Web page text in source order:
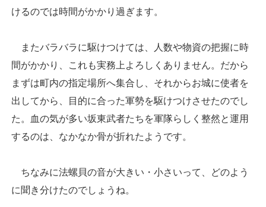
けるのでは時間がかかり過ぎます。
またバラバラに駆けつけては、人数や物資の把握に時
間がかかり、これも実務上よろしくありません。だから
まずは町内の指定場所へ集合し、それからお城に使者を
出してから、目的に合った軍勢を駆けつけさせたのでし
た。血の気が多い坂東武者たちを軍隊らしく整然と運用
するのは、なかなか骨が折れたようです。
ちなみに法螺貝の音が大きい・小さいって、どのよう
に聞き分けたのでしょうね。